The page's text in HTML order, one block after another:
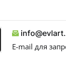
E-mail для